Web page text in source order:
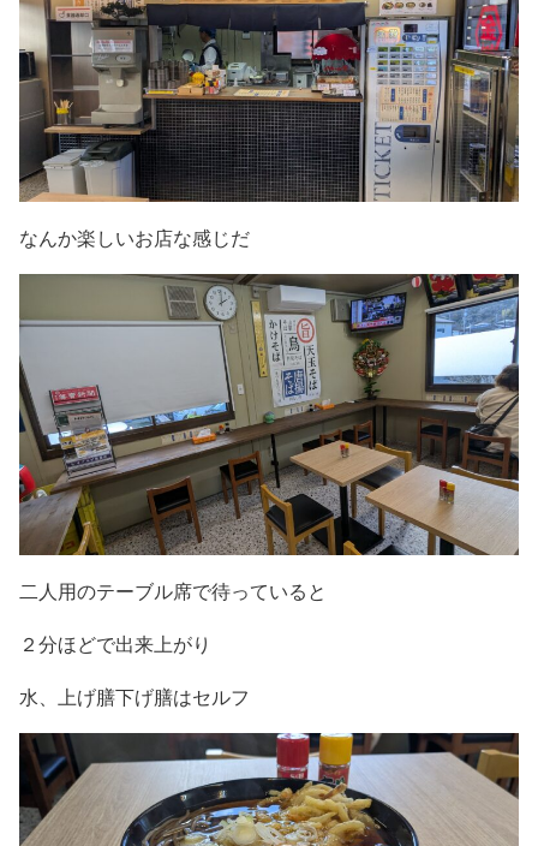
なんか楽しいお店な感じだ
二人用のテーブル席で待っていると
２分ほどで出来上がり
水、上げ膳下げ膳はセルフ